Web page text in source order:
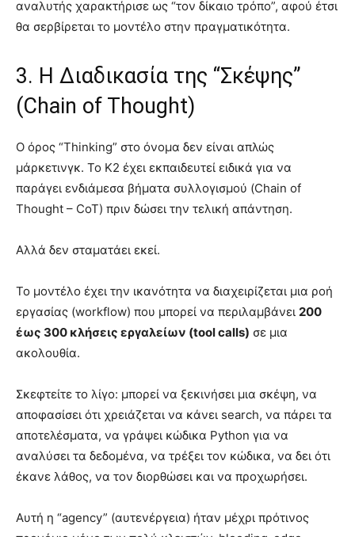
αναλυτής χαρακτήρισε ως “τον δίκαιο τρόπο”, αφού έτσι
θα σερβίρεται το μοντέλο στην πραγματικότητα.
3. Η Διαδικασία της “Σκέψης”
(Chain of Thought)
Ο όρος “Thinking” στο όνομα δεν είναι απλώς
μάρκετινγκ. Το K2 έχει εκπαιδευτεί ειδικά για να
παράγει ενδιάμεσα βήματα συλλογισμού (Chain of
Thought – CoT) πριν δώσει την τελική απάντηση.
Αλλά δεν σταματάει εκεί.
Το μοντέλο έχει την ικανότητα να διαχειρίζεται μια ροή
εργασίας (workflow) που μπορεί να περιλαμβάνει 200
έως 300 κλήσεις εργαλείων (tool calls) σε μια
ακολουθία.
Σκεφτείτε το λίγο: μπορεί να ξεκινήσει μια σκέψη, να
αποφασίσει ότι χρειάζεται να κάνει search, να πάρει τα
αποτελέσματα, να γράψει κώδικα Python για να
αναλύσει τα δεδομένα, να τρέξει τον κώδικα, να δει ότι
έκανε λάθος, να τον διορθώσει και να προχωρήσει.
Αυτή η “agency” (αυτενέργεια) ήταν μέχρι πρότινος